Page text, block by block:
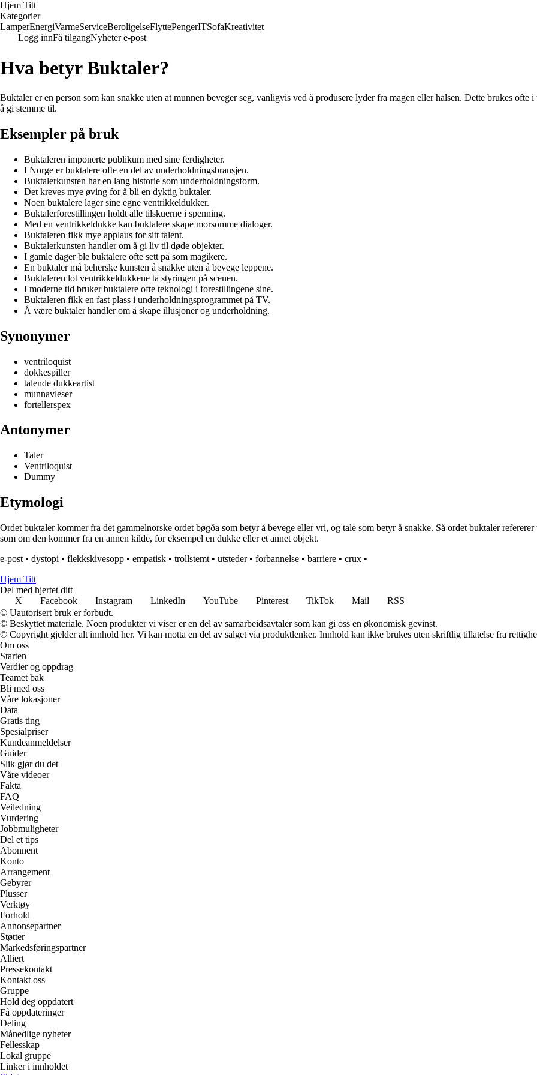
Hjem Titt
Kategorier
LamperEnergiVarmeServiceBeroligelseFlyttePengerITSofaKreativitet
Logg innFå tilgangNyheter e-post
Hva betyr Buktaler?
Buktaler er en person som kan snakke uten at munnen beveger seg, vanligvis ved å produsere lyder fra magen eller halsen. Dette brukes
å gi stemme til.
Eksempler på bruk
Buktaleren imponerte publikum med sine ferdigheter.
I Norge er buktalere ofte en del av underholdningsbransjen.
Buktalerkunsten har en lang historie som underholdningsform.
Det kreves mye øving for å bli en dyktig buktaler.
Noen buktalere lager sine egne ventrikkeldukker.
Buktalerforestillingen holdt alle tilskuerne i spenning.
Med en ventrikkeldukke kan buktalere skape morsomme dialoger.
Buktaleren fikk mye applaus for sitt talent.
Buktalerkunsten handler om å gi liv til døde objekter.
I gamle dager ble buktalere ofte sett på som magikere.
En buktaler må beherske kunsten å snakke uten å bevege leppene.
Buktaleren lot ventrikkeldukkene ta styringen på scenen.
I moderne tid bruker buktalere ofte teknologi i forestillingene sine.
Buktaleren fikk en fast plass i underholdningsprogrammet på TV.
Å være buktaler handler om å skape illusjoner og underholdning.
Synonymer
ventriloquist
dokkespiller
talende dukkeartist
munnavleser
fortellerspex
Antonymer
Taler
Ventriloquist
Dummy
Etymologi
Ordet buktaler kommer fra det gammelnorske ordet bøgða som betyr å bevege eller vri, og tale som betyr å snakke. Så ordet buktaler
som om den kommer fra en annen kilde, for eksempel en dukke eller et annet objekt.
e-post • dystopi • flekkskivesopp • empatisk • trollstemt • utsteder• forbannelse • barriere • crux •
Hjem Titt
Del med hjertet ditt
X
Facebook Instagram LinkedIn YouTube Pinterest TikTok Mail
RSS
© Uautorisert bruk er forbudt.
© Beskyttet materiale. Noen produkter vi viser er en del av samarbeidsavtaler som kan gi oss en økonomisk gevinst.
© Copyright gjelder alt innhold her. Vi kan motta en del av salget via produktlenker. Innhold kan ikke brukes uten skriftlig tillatelse fra
Om oss
Starten
Verdier og oppdrag
Teamet bak
Bli med oss
Våre lokasjoner
Data
Gratis ting
Spesialpriser
Kundeanmeldelser
Guider
Slik gjør du det
Våre videoer
Fakta
FAQ
Veiledning
Vurdering
Jobbmuligheter
Del et tips
Abonnent
Konto
Arrangement
Gebyrer
Plusser
Verktøy
Forhold
Annonsepartner
Støtter
Markedsføringspartner
Alliert
Pressekontakt
Kontakt oss
Gruppe
Hold deg oppdatert
Få oppdateringer
Deling
Månedlige nyheter
Fellesskap
Lokal gruppe
Linker i innholdet